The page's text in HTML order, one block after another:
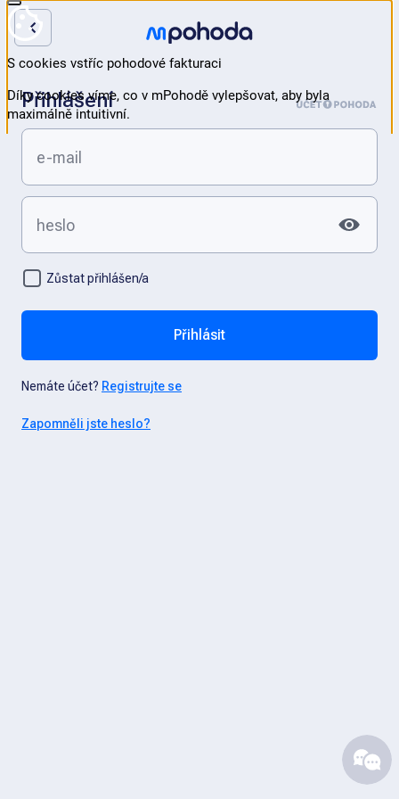
Přihlášení
Zůstat přihlášen/a
Přihlásit
Nemáte účet? Registrujte se
Zapomněli jste heslo?